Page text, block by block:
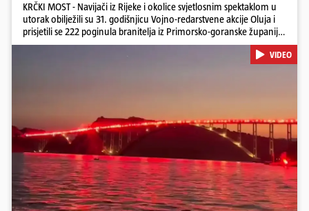
KRČKI MOST - Navijači iz Rijeke i okolice svjetlosnim spektaklom u
utorak obilježili su 31. godišnjicu Vojno-redarstvene akcije Oluja i
prisjetili se 222 poginula branitelja iz Primorsko-goranske županije.
Bakljadu su priredili desetu godinu zaredom, a gledali su je s kopna
Pokretanje videa...
VIDEO